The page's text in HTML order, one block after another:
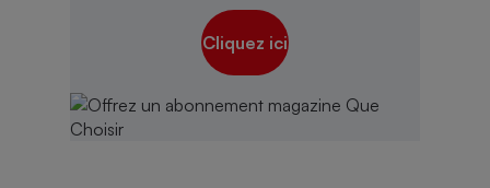
Cliquez ici